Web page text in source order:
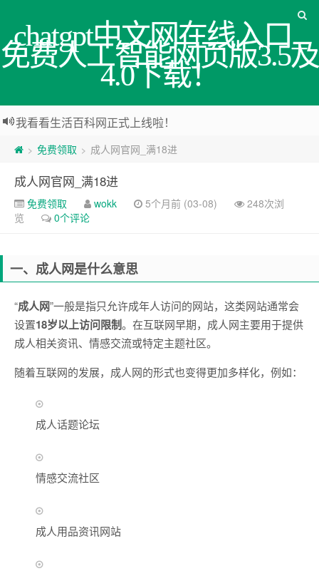
chatgpt中文网在线入口_
免费人工智能网页版3.5及
4.0下载！
我看看生活百科网正式上线啦！
> 免费领取 > 成人网官网_满18进
成人网官网_满18进
免费领取 wokk 5个月前 (03-08)
248次浏
览
0个评论
一、成人网是什么意思
“成人网”一般是指只允许成年人访问的网站，这类网站通常会
设置18岁以上访问限制。在互联网早期，成人网主要用于提供
成人相关资讯、情感交流或特定主题社区。
随着互联网的发展，成人网的形式也变得更加多样化，例如：
成人话题论坛
情感交流社区
成人用品资讯网站